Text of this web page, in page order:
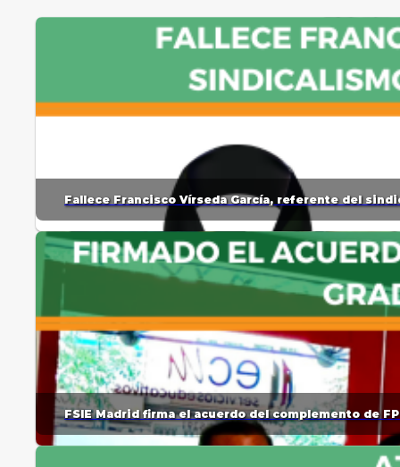
Fallece Francisco Vírseda García, referente del
FSIE Madrid firma el acuerdo del complemento de